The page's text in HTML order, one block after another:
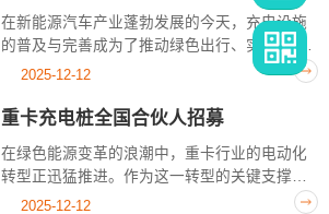
在新能源汽车产业蓬勃发展的今天，充电设施
的普及与完善成为了推动绿色出行、实现“双
碳”目标的关键一环。近日，优科曼助力北仑区
营，充电设施的普及不仅解决了乡镇居民的...
2025-12-12
重卡充电桩全国合伙人招募
在绿色能源变革的浪潮中，重卡行业的电动化
转型正迅猛推进。作为这一转型的关键支撑，
重卡充电桩市场蕴藏着前所未有的商业机遇。
2025-12-12